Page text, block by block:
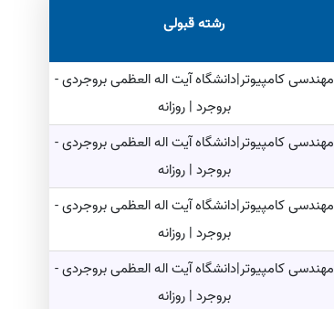
رشته قبولی
مهندسی کامپيوتر|دانشگاه آیت اله العظمی بروجردی -
بروجرد | روزانه
مهندسی کامپيوتر|دانشگاه آیت اله العظمی بروجردی -
بروجرد | روزانه
مهندسی کامپيوتر|دانشگاه آیت اله العظمی بروجردی -
بروجرد | روزانه
مهندسی کامپيوتر|دانشگاه آیت اله العظمی بروجردی -
بروجرد | روزانه